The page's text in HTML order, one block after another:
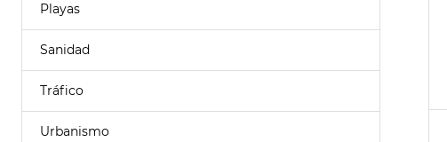
Playas
Sanidad
Tráfico
Urbanismo